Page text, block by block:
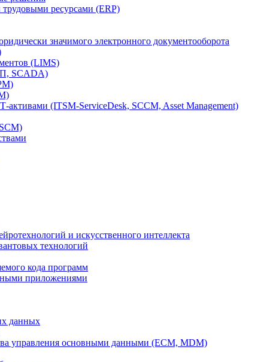
ресурсами (ERP)
значимого электронного документооборота
(LIMS)
SCADA)
(ITSM-ServiceDesk, SCCM, Asset Management)
и искусственного интеллекта
технологий
кода программ
приложениями
данных
управления основными данными (ECM, MDM)